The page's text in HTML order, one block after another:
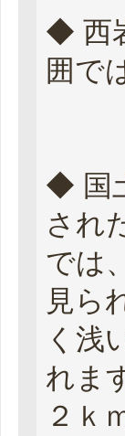
◆ 西
囲で
◆ 国
され
では
見ら
く浅
れま
２ｋ